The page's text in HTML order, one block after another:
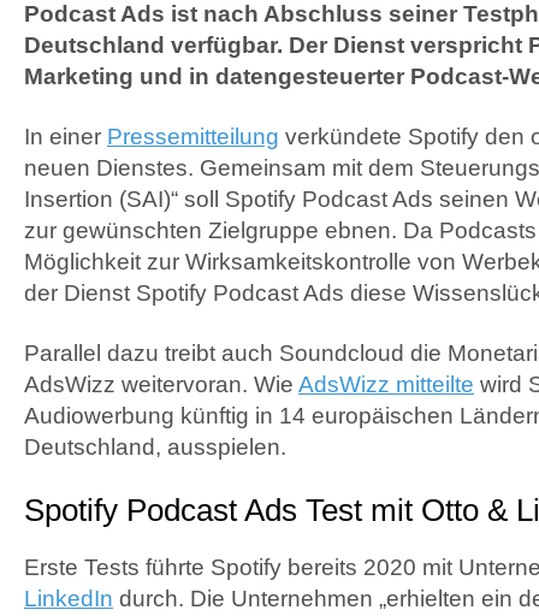
Podcast Ads ist nach Abschluss seiner
Deutschland verfügbar. Der Dienst verspricht
Marketing und in datengesteuerter Podcast-
In einer Pressemitteilung verkündete Spotify den
neuen Dienstes. Gemeinsam mit dem
Insertion (SAI)“ soll Spotify Podcast Ads seinen
zur gewünschten Zielgruppe ebnen. Da
Möglichkeit zur Wirksamkeitskontrolle von
der Dienst Spotify Podcast Ads diese
Parallel dazu treibt auch Soundcloud die
AdsWizz weitervoran. Wie AdsWizz mitteilte wird
Audiowerbung künftig in 14 europäischen
Deutschland, ausspielen.
Spotify Podcast Ads Test mit Otto &
Erste Tests führte Spotify bereits 2020 mit
LinkedIn durch. Die Unternehmen „erhielten ein